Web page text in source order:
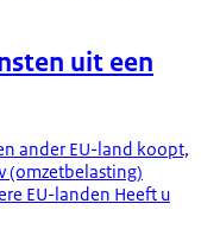
uit een
ander EU-land koopt,
(omzetbelasting)
EU-landen Heeft u